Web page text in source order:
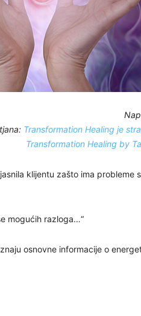
Transformation Healing je
Transformation Healing by
klijentu zašto ima probleme
mogućih razloga…“
osnovne informacije o